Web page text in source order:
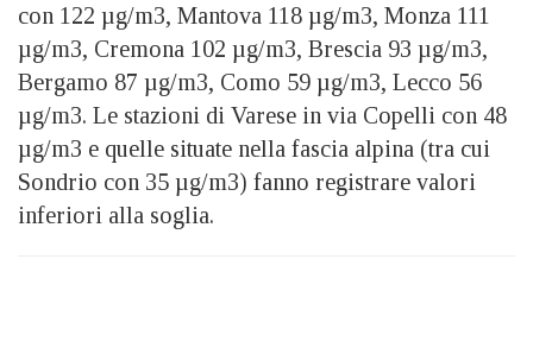
con 122 µg/m3, Mantova 118 µg/m3, Monza 111
µg/m3, Cremona 102 µg/m3, Brescia 93 µg/m3,
Bergamo 87 µg/m3, Como 59 µg/m3, Lecco 56
µg/m3. Le stazioni di Varese in via Copelli con 48
µg/m3 e quelle situate nella fascia alpina (tra cui
Sondrio con 35 µg/m3) fanno registrare valori
inferiori alla soglia.